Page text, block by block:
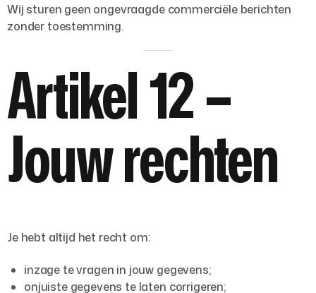
Wij sturen geen ongevraagde commerciële berichten
zonder toestemming.
Artikel 12 –
Jouw rechten
Je hebt altijd het recht om:
inzage te vragen in jouw gegevens;
onjuiste gegevens te laten corrigeren;